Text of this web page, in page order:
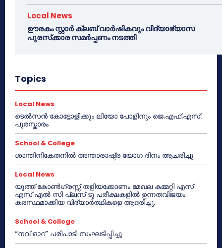
Local News
ഊരകം സ്റ്റാർ ക്ലബ് വാർഷികവും വിദ്യാഭ്യാസ
പുരസ്‌ക്കാര സമർപ്പണം നടത്തി
Topics
Local News
ടെൽസൻ കോട്ടോളിക്കും ലിയോ പോളിനും ജെ.എഫ്.എസ്.
പുരസ്കാരം
School & College
ശാന്തിനികേതനിൽ അന്താരാഷ്ട്ര യോഗ ദിനം ആചരിച്ചു
Local News
യൂത്ത് കോൺഗ്രസ്സ് തളിയക്കോണം മേഖല കമ്മറ്റി എസ്
എസ് എൽ സി പ്ലസ് ടു പരീക്ഷകളിൽ ഉന്നതവിജയം
കരസ്ഥമാക്കിയ വിദ്യാർത്ഥികളെ ആദരിച്ചു.
School & College
“നവ് ഓറ” പരിപാടി സംഘടിപ്പിച്ചു